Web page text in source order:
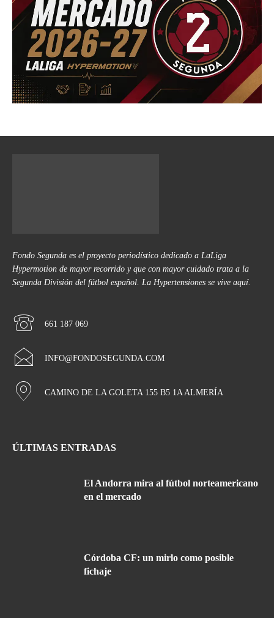
Fondo Segunda es el proyecto periodístico dedicado a LaLiga
Hypermotion de mayor recorrido y que con mayor cuidado trata a la
Segunda División del fútbol español. La Hypertensiones se vive aquí.
661 187 069
INFO@FONDOSEGUNDA.COM
CAMINO DE LA GOLETA 155 B5 1A ALMERÍA
ÚLTIMAS ENTRADAS
El Andorra mira al fútbol norteamericano
en el mercado
Córdoba CF: un mirlo como posible
fichaje